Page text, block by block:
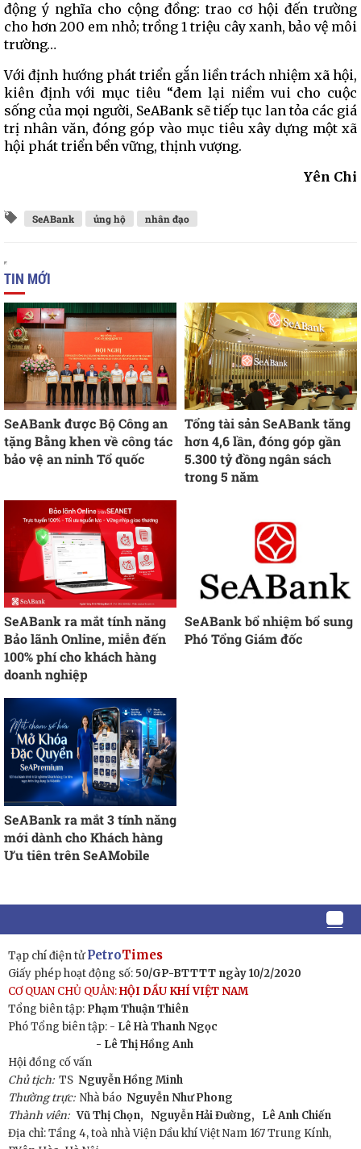
động ý nghĩa cho cộng đồng: trao cơ hội đến trường
cho hơn 200 em nhỏ; trồng 1 triệu cây xanh, bảo vệ môi
trường…
Với định hướng phát triển gắn liền trách nhiệm xã hội,
kiên định với mục tiêu “đem lại niềm vui cho cuộc
sống của mọi người, SeABank sẽ tiếp tục lan tỏa các giá
trị nhân văn, đóng góp vào mục tiêu xây dựng một xã
hội phát triển bền vững, thịnh vượng.
Yên Chi
SeABank ủng hộ nhân đạo
TIN MỚI
SeABank được Bộ Công an
tặng Bằng khen về công tác
bảo vệ an ninh Tổ quốc
Tổng tài sản SeABank tăng
hơn 4,6 lần, đóng góp gần
5.300 tỷ đồng ngân sách
trong 5 năm
SeABank ra mắt tính năng
Bảo lãnh Online, miễn đến
100% phí cho khách hàng
doanh nghiệp
SeABank bổ nhiệm bổ sung
Phó Tổng Giám đốc
SeABank ra mắt 3 tính năng
mới dành cho Khách hàng
Ưu tiên trên SeAMobile
Tạp chí điện tửPetroTimes
Giấy phép hoạt động số: 50/GP-BTTTT ngày 10/2/2020
CƠ QUAN CHỦ QUẢN:HỘI DẦU KHÍ VIỆT NAM
Tổng biên tập: Phạm Thuận Thiên
Phó Tổng biên tập: - Lê Hà Thanh Ngọc
- Lê Thị Hồng Anh
Hội đồng cố vấn
Chủ tịch:TS Nguyễn Hồng Minh
Thường trực: Nhà báo Nguyễn Như Phong
Thành viên: Vũ Thị Chọn, Nguyễn Hải Đường,
Lê Anh Chiến
Địa chỉ: Tầng 4, toà nhà Viện Dầu khí Việt Nam 167 Trung Kính,